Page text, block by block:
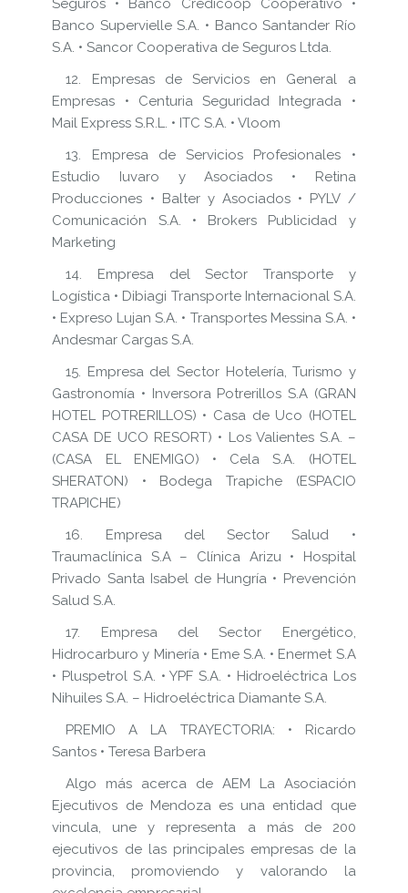
Seguros • Banco Credicoop Cooperativo •
Banco Supervielle S.A. • Banco Santander Río
S.A. • Sancor Cooperativa de Seguros Ltda.
12. Empresas de Servicios en General a
Empresas • Centuria Seguridad Integrada •
Mail Express S.R.L. • ITC S.A. • Vloom
13. Empresa de Servicios Profesionales •
Estudio Iuvaro y Asociados • Retina
Producciones • Balter y Asociados • PYLV /
Comunicación S.A. • Brokers Publicidad y
Marketing
14. Empresa del Sector Transporte y
Logística • Dibiagi Transporte Internacional S.A.
• Expreso Lujan S.A. • Transportes Messina S.A. •
Andesmar Cargas S.A.
15. Empresa del Sector Hotelería, Turismo y
Gastronomía • Inversora Potrerillos S.A (GRAN
HOTEL POTRERILLOS) • Casa de Uco (HOTEL
CASA DE UCO RESORT) • Los Valientes S.A. –
(CASA EL ENEMIGO) • Cela S.A. (HOTEL
SHERATON) • Bodega Trapiche (ESPACIO
TRAPICHE)
16. Empresa del Sector Salud •
Traumaclínica S.A – Clínica Arizu • Hospital
Privado Santa Isabel de Hungría • Prevención
Salud S.A.
17. Empresa del Sector Energético,
Hidrocarburo y Minería • Eme S.A. • Enermet S.A
• Pluspetrol S.A. • YPF S.A. • Hidroeléctrica Los
Nihuiles S.A. – Hidroeléctrica Diamante S.A.
PREMIO A LA TRAYECTORIA: • Ricardo
Santos • Teresa Barbera
Algo más acerca de AEM La Asociación
Ejecutivos de Mendoza es una entidad que
vincula, une y representa a más de 200
ejecutivos de las principales empresas de la
provincia, promoviendo y valorando la